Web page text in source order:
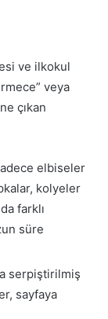
ve ilkokul
veya
çıkan
elbiseler
kolyeler
farklı
süre
serpiştirilmiş
sayfaya